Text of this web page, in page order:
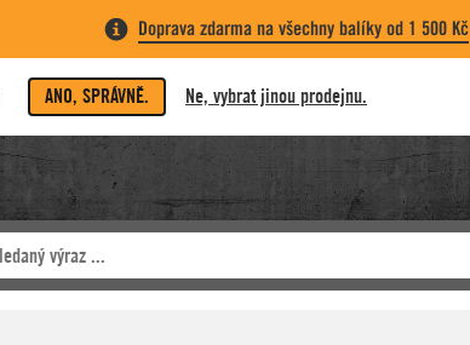
Doprava zdarma na všechny balíky od 1 500 Kč
ANO, SPRÁVNĚ. Ne, vybrat jinou prodejnu.